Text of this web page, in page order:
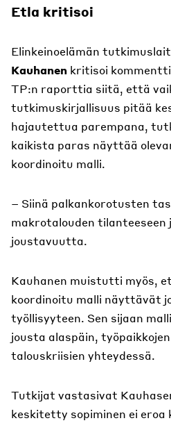
Etla kritisoi
Elinkeinoelämän
Kauhanen kritisoi
TP:n raporttia siitä, että
tutkimuskirjallisuus pitää
hajautettua parempana,
kaikista paras näyttää
koordinoitu malli.
– Siinä palkankorotusten
makrotalouden
joustavuutta.
Kauhanen muistutti myös,
koordinoitu malli näyttävät
työllisyyteen. Sen sijaan
jousta alaspäin,
talouskriisien yhteydessä.
Tutkijat vastasivat
keskitetty sopiminen ei eroa